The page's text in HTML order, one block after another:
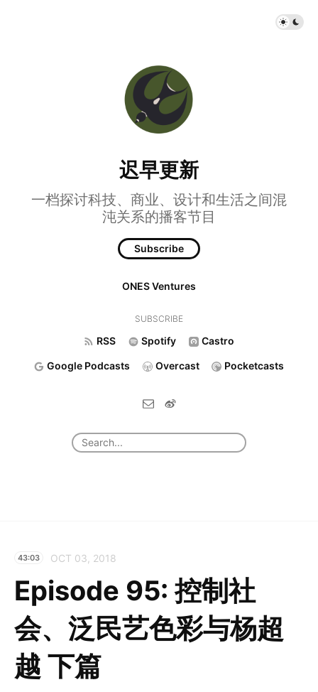
迟早更新
一档探讨科技、商业、设计和生活之间混
沌关系的播客节目
Subscribe
ONES Ventures
SUBSCRIBE
RSS Spotify Castro
Google Podcasts Overcast Pocketcasts
43:03 OCT 03, 2018
Episode 95: 控制社
会、泛民艺色彩与杨超
越 下篇